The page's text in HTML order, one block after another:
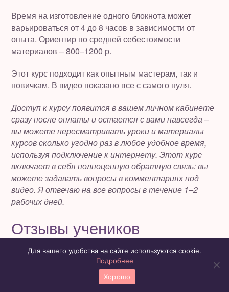
Время на изготовление одного блокнота может
варьироваться от 4 до 8 часов в зависимости от
опыта. Ориентир по средней себестоимости
материалов – 800–1200 р.
Этот курс подходит как опытным мастерам, так и
новичкам. В видео показано все с самого нуля.
Доступ к курсу появится в вашем личном кабинете
сразу после оплаты и остается с вами навсегда –
вы можете пересматривать уроки и материалы
курсов сколько угодно раз в любое удобное время,
используя подключение к интернету. Этот курс
включает в себя полноценную обратную связь: вы
можете задавать вопросы в комментариях под
видео. Я отвечаю на все вопросы в течение 1–2
рабочих дней.
Отзывы учеников
Для вашего удобства на сайте используются cookie.
Подробнее
Хорошо